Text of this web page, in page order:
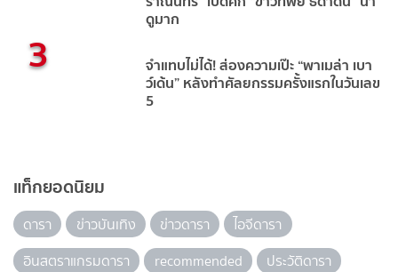
ดูมาก
3 จำแทบไม่ได้! ส่องความเป๊ะ “พาเมล่า เบา
ว์เด้น” หลังทำศัลยกรรมครั้งแรกในวันเลข
5
แท็กยอดนิยม
ดารา ข่าวบันเทิง ข่าวดารา
ไอจีดารา
อินสตราแกรมดารา
recommended
ประวัติดารา